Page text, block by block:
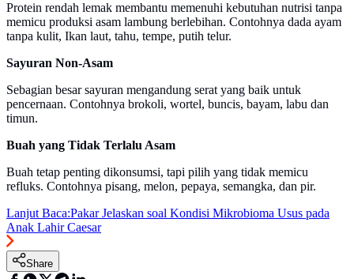
Protein rendah lemak membantu memenuhi kebutuhan nutrisi tanpa
memicu produksi asam lambung berlebihan. Contohnya dada ayam
tanpa kulit, Ikan laut, tahu, tempe, putih telur.
Sayuran Non-Asam
Sebagian besar sayuran mengandung serat yang baik untuk
pencernaan. Contohnya brokoli, wortel, buncis, bayam, labu dan
timun.
Buah yang Tidak Terlalu Asam
Buah tetap penting dikonsumsi, tapi pilih yang tidak memicu
refluks. Contohnya pisang, melon, pepaya, semangka, dan pir.
Lanjut Baca:Pakar Jelaskan soal Kondisi Mikrobioma Usus pada
Anak Lahir Caesar
Share